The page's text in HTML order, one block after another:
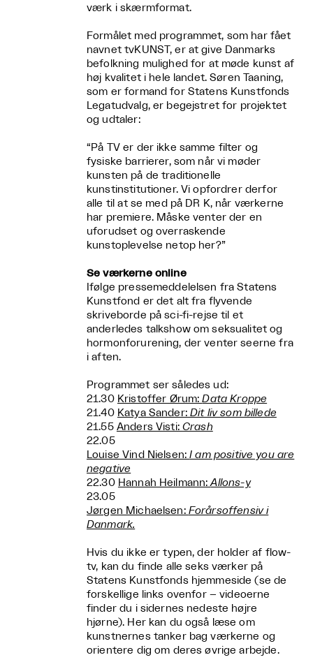
værk i skærmformat.
Formålet med programmet, som har fået
navnet tvKUNST, er at give Danmarks
befolkning mulighed for at møde kunst af
høj kvalitet i hele landet. Søren Taaning,
som er formand for Statens Kunstfonds
Legatudvalg, er begejstret for projektet
og udtaler:
“På TV er der ikke samme filter og
fysiske barrierer, som når vi møder
kunsten på de traditionelle
kunstinstitutioner. Vi opfordrer derfor
alle til at se med på DR K, når værkerne
har premiere. Måske venter der en
uforudset og overraskende
kunstoplevelse netop her?”
Se værkerne online
Ifølge pressemeddelelsen fra Statens
Kunstfond er det alt fra flyvende
skriveborde på sci-fi-rejse til et
anderledes talkshow om seksualitet og
hormonforurening, der venter seerne fra
i aften.
Programmet ser således ud:
21.30 Kristoffer Ørum:Data Kroppe
21.40 Katya Sander:Dit liv som billede
21.55 Anders Visti:Crash
22.05
Louise Vind Nielsen:I am positive you are
negative
22.30 Hannah Heilmann:Allons-y
23.05
Jørgen Michaelsen: Forårsoffensiv i
Danmark.
Hvis du ikke er typen, der holder af flow-
tv, kan du finde alle seks værker på
Statens Kunstfonds hjemmeside (se de
forskellige links ovenfor – videoerne
finder du i sidernes nedeste højre
hjørne). Her kan du også læse om
kunstnernes tanker bag værkerne og
orientere dig om deres øvrige arbejde.